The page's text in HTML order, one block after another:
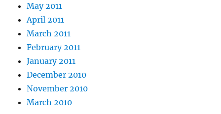
May 2011
April 2011
March 2011
February 2011
January 2011
December 2010
November 2010
March 2010